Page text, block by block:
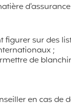
figurer sur des
;
de
en cas de